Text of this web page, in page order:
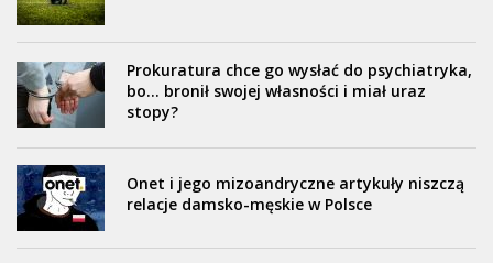
Prokuratura chce go wysłać do psychiatryka,
bo… bronił swojej własności i miał uraz
stopy?
Onet i jego mizoandryczne artykuły niszczą
relacje damsko-męskie w Polsce